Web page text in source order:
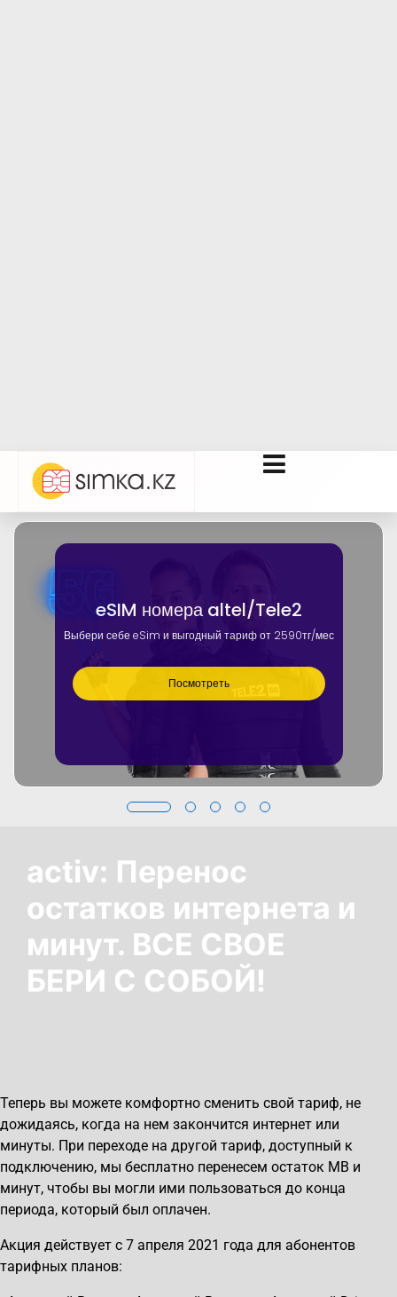
eSIM номера altel/Tele2
Выбери себе eSim и выгодный тариф от 2590тг/мес
Посмотреть
activ: Перенос
остатков интернета и
минут. ВСЕ СВОЕ
БЕРИ С СОБОЙ!
Теперь вы можете комфортно сменить свой тариф, не
дожидаясь, когда на нем закончится интернет или
минуты. При переходе на другой тариф, доступный к
подключению, мы бесплатно перенесем остаток MB и
минут, чтобы вы могли ими пользоваться до конца
периода, который был оплачен.
Акция действует с 7 апреля 2021 года для абонентов
тарифных планов: